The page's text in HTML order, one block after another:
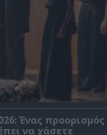
Ένας προορισμός
να χάσετε